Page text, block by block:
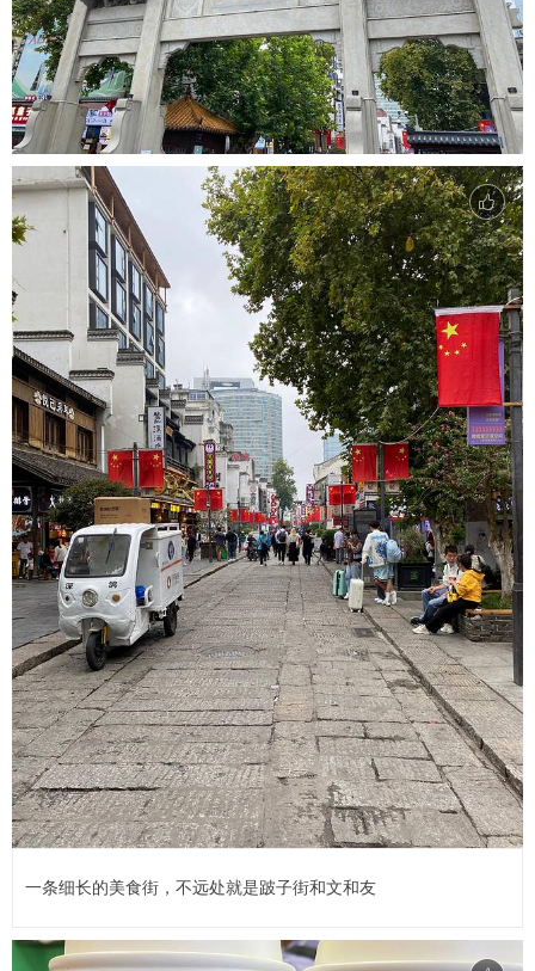
一条细长的美食街，不远处就是跛子街和文和友